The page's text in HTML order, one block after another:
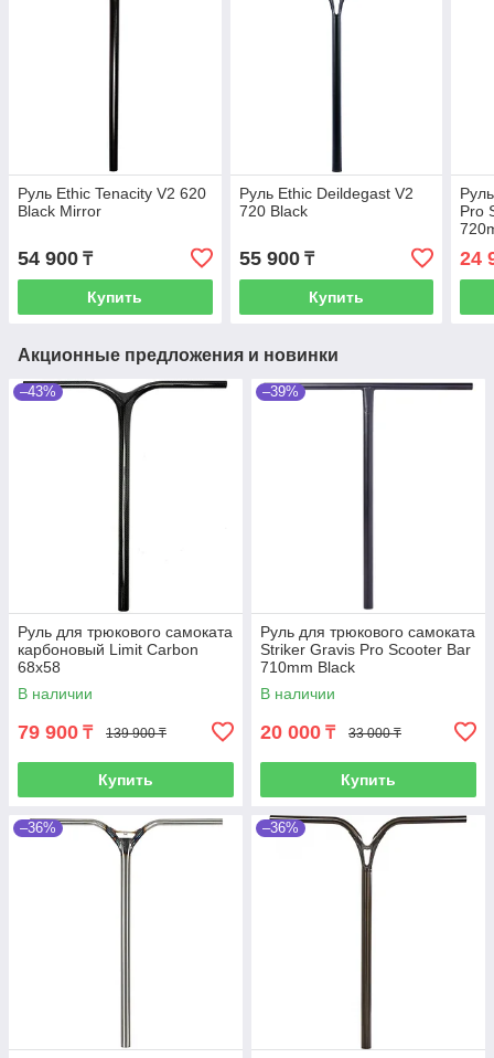
Руль Ethic Tenacity V2 620
Black Mirror
54 900 ₸
Купить
Руль Ethic Deildegast V2
720 Black
55 900₸
Купить
Pro
24
Акционные предложения и новинки
–43%
Руль для трюкового самоката
карбоновый Limit Carbon
68x58
В наличии
79 900 ₸ 139 900 ₸
Купить
–39%
Руль для трюкового самоката
Striker Gravis Pro Scooter Bar
710mm Black
В наличии
20 000 ₸ 33 000 ₸
Купить
–36% –36%